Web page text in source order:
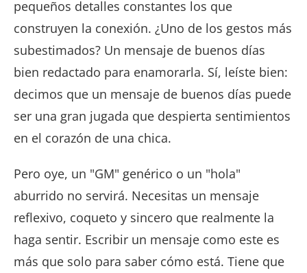
pequeños detalles constantes los que
construyen la conexión. ¿Uno de los gestos más
subestimados? Un mensaje de buenos días
bien redactado para enamorarla. Sí, leíste bien:
decimos que un mensaje de buenos días puede
ser una gran jugada que despierta sentimientos
en el corazón de una chica.
Pero oye, un "GM" genérico o un "hola"
aburrido no servirá. Necesitas un mensaje
reflexivo, coqueto y sincero que realmente la
haga sentir. Escribir un mensaje como este es
más que solo para saber cómo está. Tiene que